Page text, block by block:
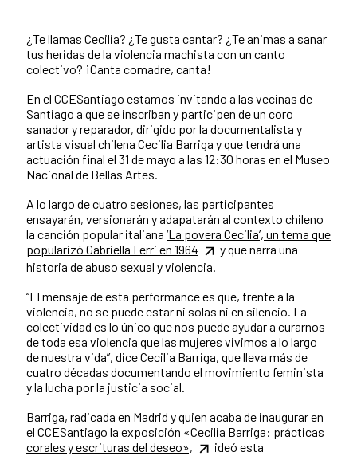
¿Te llamas Cecilia? ¿Te gusta cantar? ¿Te animas a sanar
tus heridas de la violencia machista con un canto
colectivo? ¡Canta comadre, canta!
En el CCESantiago estamos invitando a las vecinas de
Santiago a que se inscriban y participen de un coro
sanador y reparador, dirigido por la documentalista y
artista visual chilena Cecilia Barriga y que tendrá una
actuación final el 31 de mayo a las 12:30 horas en el Museo
Nacional de Bellas Artes.
A lo largo de cuatro sesiones, las participantes
ensayarán, versionarán y adapatarán al contexto chileno
la canción popular italiana ‘La povera Cecilia’, un tema que
popularizó Gabriella Ferri en 1964
y que narra una
historia de abuso sexual y violencia.
“El mensaje de esta performance es que, frente a la
violencia, no se puede estar ni solas ni en silencio. La
colectividad es lo único que nos puede ayudar a curarnos
de toda esa violencia que las mujeres vivimos a lo largo
de nuestra vida”, dice Cecilia Barriga, que lleva más de
cuatro décadas documentando el movimiento feminista
y la lucha por la justicia social.
Barriga, radicada en Madrid y quien acaba de inaugurar en
el CCESantiago la exposición «Cecilia Barriga: prácticas
corales y escrituras del deseo»,
ideó esta